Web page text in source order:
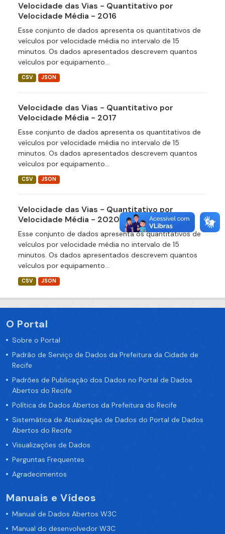
Velocidade das Vias - Quantitativo por
Velocidade Média - 2016
Esse conjunto de dados apresenta os quantitativos de
veículos por velocidade média no intervalo de 15
minutos. Os dados apresentados descrevem quantos
veículos por equipamento...
CSV JSON
Velocidade das Vias - Quantitativo por
Velocidade Média - 2017
Esse conjunto de dados apresenta os quantitativos de
veículos por velocidade média no intervalo de 15
minutos. Os dados apresentados descrevem quantos
veículos por equipamento...
CSV JSON
Velocidade das Vias - Quantitativo por
Velocidade Média - 2020
Esse conjunto de dados apresenta os quantitativos de
veículos por velocidade média no intervalo de 15
minutos. Os dados apresentados descrevem quantos
veículos por equipamento...
CSV JSON
O Portal
Sobre o Portal
Padrão de Serviço de Dados da Prefeitura da Cidade de
Recife
Padrões de Publicação dos Dados no Portal de Dados
Abertos do Recife
Política de Dados Abertos da Prefeitura do Recife
Sistemática de Atualização de Dados do Portal de Dados
Abertos do Recife
Visualizações de Dados
Perguntas Frequentes
Agradecimentos
Manuais e Vídeos
Manual de Dados Abertos W3C
Manual do desenvolvedor W3C